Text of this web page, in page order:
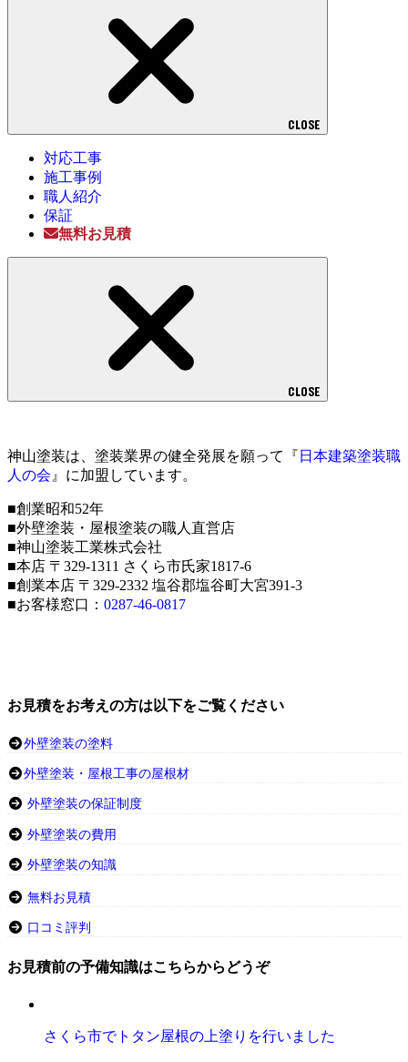
CLOSE
対応工事
施工事例
職人紹介
保証
無料お見積
CLOSE
神山塗装は、塗装業界の健全発展を願って『 日本建築塗装職
人の会 』に加盟しています。
■創業昭和52年
■外壁塗装・屋根塗装の職人直営店
■神山塗装工業株式会社
■本店 〒329-1311 さくら市氏家1817-6
■創業本店 〒329-2332 塩谷郡塩谷町大宮391-3
■お客様窓口： 0287-46-0817
お見積をお考えの方は以下をご覧ください
外壁塗装の塗料
外壁塗装・屋根工事の屋根材
外壁塗装の保証制度
外壁塗装の費用
外壁塗装の知識
無料お見積
口コミ評判
お見積前の予備知識はこちらからどうぞ
さくら市でトタン屋根の上塗りを行いました